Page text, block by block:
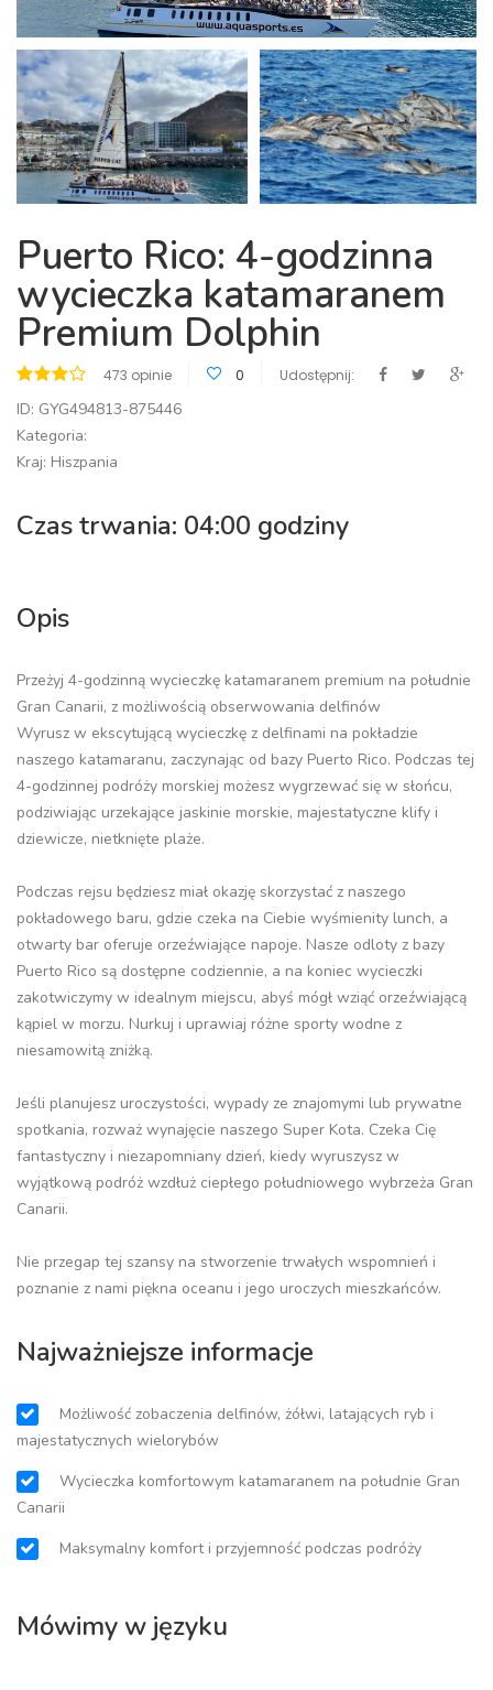
Puerto Rico: 4-godzinna
wycieczka katamaranem
Premium Dolphin
473 opinie 0 Udostępnij:
ID: GYG494813-875446
Kategoria:
Kraj: Hiszpania
Czas trwania: 04:00 godziny
Opis
Przeżyj 4-godzinną wycieczkę katamaranem premium na południe
Gran Canarii, z możliwością obserwowania delfinów
Wyrusz w ekscytującą wycieczkę z delfinami na pokładzie
naszego katamaranu, zaczynając od bazy Puerto Rico. Podczas tej
4-godzinnej podróży morskiej możesz wygrzewać się w słońcu,
podziwiając urzekające jaskinie morskie, majestatyczne klify i
dziewicze, nietknięte plaże.
Podczas rejsu będziesz miał okazję skorzystać z naszego
pokładowego baru, gdzie czeka na Ciebie wyśmienity lunch, a
otwarty bar oferuje orzeźwiające napoje. Nasze odloty z bazy
Puerto Rico są dostępne codziennie, a na koniec wycieczki
zakotwiczymy w idealnym miejscu, abyś mógł wziąć orzeźwiającą
kąpiel w morzu. Nurkuj i uprawiaj różne sporty wodne z
niesamowitą zniżką.
Jeśli planujesz uroczystości, wypady ze znajomymi lub prywatne
spotkania, rozważ wynajęcie naszego Super Kota. Czeka Cię
fantastyczny i niezapomniany dzień, kiedy wyruszysz w
wyjątkową podróż wzdłuż ciepłego południowego wybrzeża Gran
Canarii.
Nie przegap tej szansy na stworzenie trwałych wspomnień i
poznanie z nami piękna oceanu i jego uroczych mieszkańców.
Najważniejsze informacje
Możliwość zobaczenia delfinów, żółwi, latających ryb i
majestatycznych wielorybów
Wycieczka komfortowym katamaranem na południe Gran
Canarii
Maksymalny komfort i przyjemność podczas podróży
Mówimy w języku